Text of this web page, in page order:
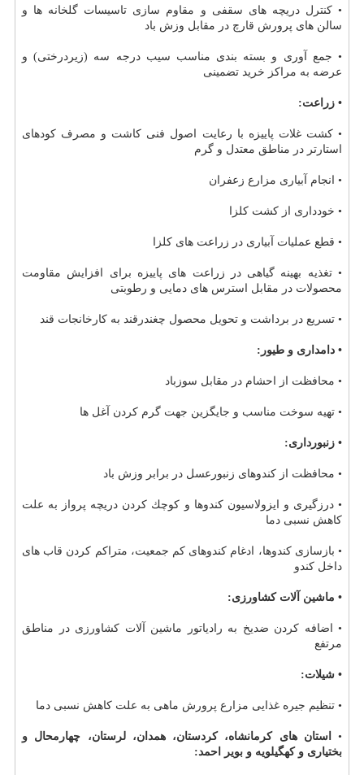
• كنترل دریچه های سقفی و مقاوم سازی تاسیسات گلخانه ها و
سالن های پرورش قارچ در مقابل وزش باد
• جمع آوری و بسته بندی مناسب سیب درجه سه (زیردرختی) و
عرضه به مراكز خرید تضمینی
• زراعت:
• كشت غلات پاییزه با رعایت اصول فنی كاشت و مصرف كودهای
استارتر در مناطق معتدل و گرم
• انجام آبیاری مزارع زعفران
• خودداری از كشت كلزا
• قطع عملیات آبیاری در زراعت های كلزا
• تغذیه بهینه گیاهی در زراعت های پاییزه برای افزایش مقاومت
محصولات در مقابل استرس های دمایی و رطوبتی
• تسریع در برداشت و تحویل محصول چغندرقند به كارخانجات قند
• دامداری و طیور:
• محافظت از احشام در مقابل سوزباد
• تهیه سوخت مناسب و جایگزین جهت گرم كردن آغل ها
• زنبورداری:
• محافظت از كندوهای زنبورعسل در برابر وزش باد
• درزگیری و ایزولاسیون كندوها و كوچك كردن دریچه پرواز به علت
كاهش نسبی دما
• بازسازی كندوها، ادغام كندوهای كم جمعیت، متراكم كردن قاب های
داخل كندو
• ماشین آلات كشاورزی:
• اضافه كردن ضدیخ به رادیاتور ماشین آلات كشاورزی در مناطق
مرتفع
• شیلات:
• تنظیم جیره غذایی مزارع پرورش ماهی به علت كاهش نسبی دما
•
استان های كرمانشاه، كردستان، همدان، لرستان، چهارمحال و
بختیاری و كهگیلویه و بویر احمد: